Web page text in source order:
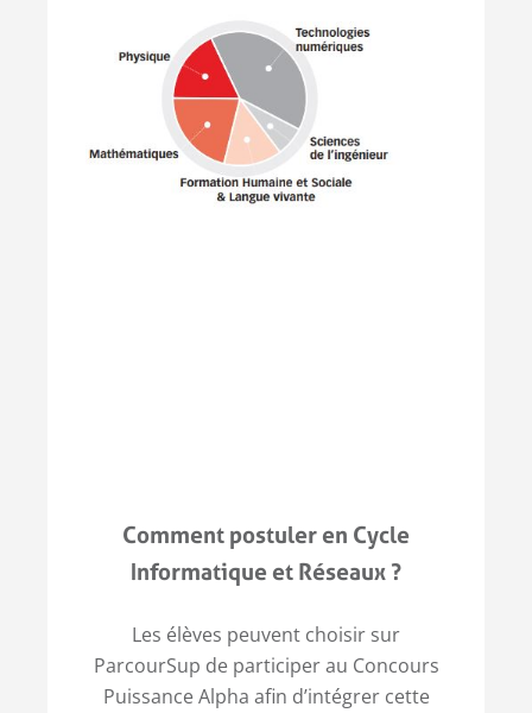
Comment postuler en Cycle
Informatique et Réseaux ?
Les élèves peuvent choisir sur
ParcourSup de participer au Concours
Puissance Alpha afin d’intégrer cette